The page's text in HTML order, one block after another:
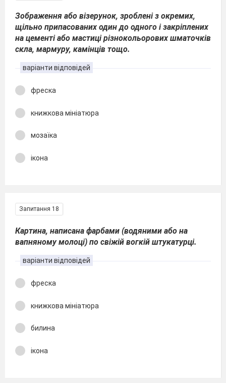
Зображення або візерунок, зроблені з окремих,
щільно припасованих один до одного і закріплених
на цементі або мастиці різнокольорових шматочків
скла, мармуру, камінців тощо.
варіанти відповідей
фреска
книжкова мініатюра
мозаїка
ікона
Запитання 18
Картина, написана фарбами (водяними або на
вапняному молоці) по свіжій вогкій штукатурці.
варіанти відповідей
фреска
книжкова мініатюра
билина
ікона